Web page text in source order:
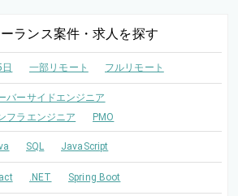
ランス案件・求人を探す
一部リモート フルリモート
バーサイドエンジニア
フラエンジニア
PMO
SQL JavaScript
.NET Spring Boot